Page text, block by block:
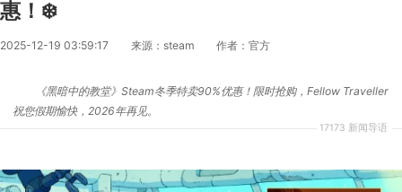
惠！❄️
2025-12-19 03:59:17 来源：steam 作者：官方
17173 新闻导语
《黑暗中的教堂》Steam冬季特卖90%优惠！限时抢购，Fellow Traveller
祝您假期愉快，2026年再见。